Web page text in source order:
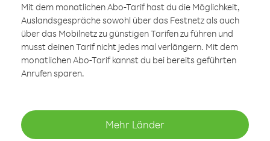
Mit dem monatlichen Abo-Tarif hast du die Möglichkeit,
Auslandsgespräche sowohl über das Festnetz als auch
über das Mobilnetz zu günstigen Tarifen zu führen und
musst deinen Tarif nicht jedes mal verlängern. Mit dem
monatlichen Abo-Tarif kannst du bei bereits geführten
Anrufen sparen.
Mehr Länder